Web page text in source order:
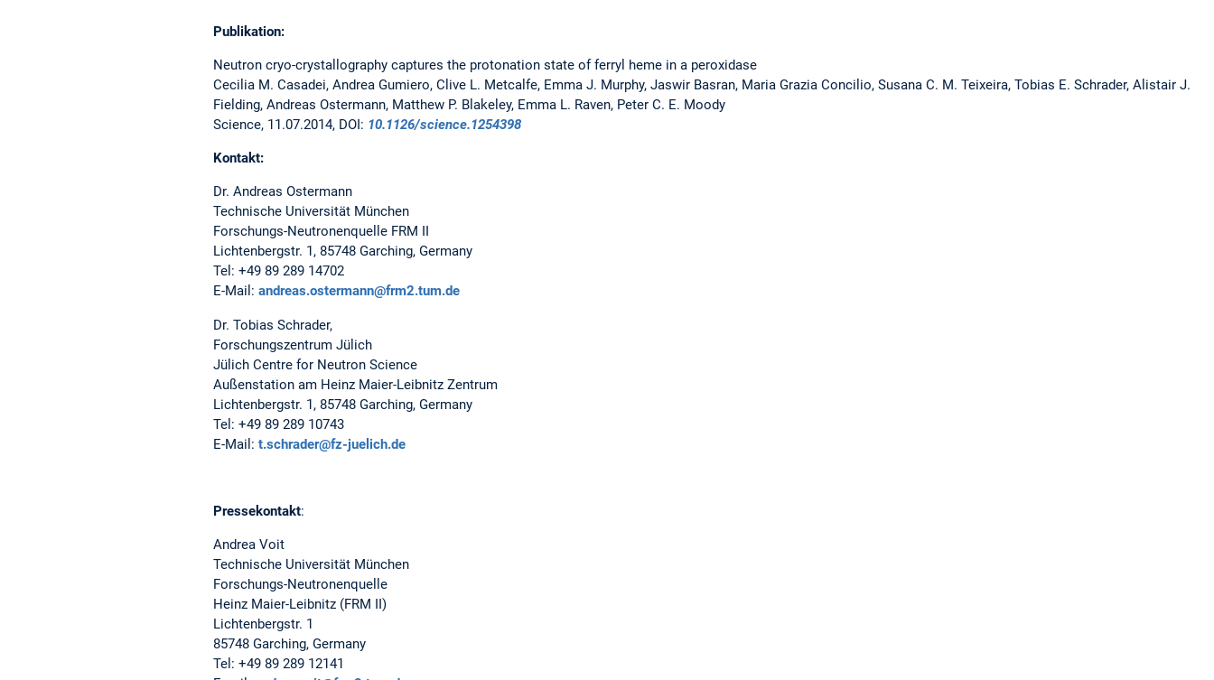
Publikation:
Neutron cryo-crystallography captures the protonation state of ferryl heme in a peroxidase
Cecilia M. Casadei, Andrea Gumiero, Clive L. Metcalfe, Emma J. Murphy, Jaswir Basran, Maria Grazia Concilio, Susana C. M. Teixeira, Tobias E. Schrader, Alistair J.
Fielding, Andreas Ostermann, Matthew P. Blakeley, Emma L. Raven, Peter C. E. Moody
Science, 11.07.2014, DOI: 10.1126/science.1254398
Kontakt:
Dr. Andreas Ostermann
Technische Universität München
Forschungs-Neutronenquelle FRM II
Lichtenbergstr. 1, 85748 Garching, Germany
Tel: +49 89 289 14702
E-Mail: andreas.ostermann@frm2.tum.de
Dr. Tobias Schrader,
Forschungszentrum Jülich
Jülich Centre for Neutron Science
Außenstation am Heinz Maier-Leibnitz Zentrum
Lichtenbergstr. 1, 85748 Garching, Germany
Tel: +49 89 289 10743
E-Mail: t.schrader@fz-juelich.de
Pressekontakt:
Andrea Voit
Technische Universität München
Forschungs-Neutronenquelle
Heinz Maier-Leibnitz (FRM II)
Lichtenbergstr. 1
85748 Garching, Germany
Tel: +49 89 289 12141